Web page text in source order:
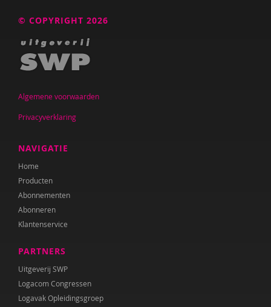
© COPYRIGHT 2026
Algemene voorwaarden
Privacyverklaring
NAVIGATIE
Home
Producten
Abonnementen
Abonneren
Klantenservice
PARTNERS
Uitgeverij SWP
Logacom Congressen
Logavak Opleidingsgroep